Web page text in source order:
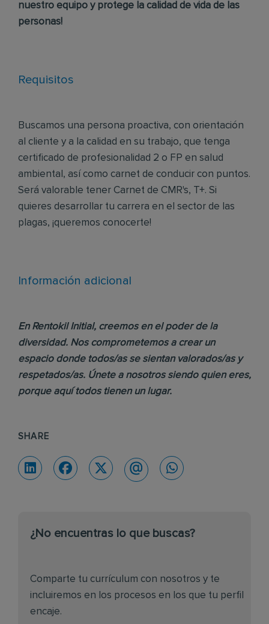
nuestro equipo y protege la calidad de vida de las
personas!
Requisitos
Buscamos una persona proactiva, con orientación
al cliente y a la calidad en su trabajo, que tenga
certificado de profesionalidad 2 o FP en salud
ambiental, así como carnet de conducir con puntos.
Será valorable tener Carnet de CMR's, T+. Si
quieres desarrollar tu carrera en el sector de las
plagas, ¡queremos conocerte!
Información adicional
En Rentokil Initial, creemos en el poder de la
diversidad. Nos comprometemos a crear un
espacio donde todos/as se sientan valorados/as y
respetados/as. Únete a nosotros siendo quien eres,
porque aquí todos tienen un lugar.
SHARE
¿No encuentras lo que buscas?
Comparte tu currículum con nosotros y te
incluiremos en los procesos en los que tu perfil
encaje.